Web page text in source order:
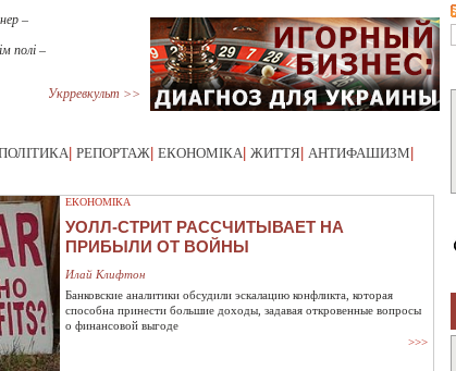
–
полі –
Укрревкульт >>
РЕПОРТАЖ ЕКОНОМІКА ЖИТТЯ АНТИФАШИЗМ
ЕКОНОМІКА
УОЛЛ-СТРИТ РАССЧИТЫВАЕТ НА
ПРИБЫЛИ ОТ ВОЙНЫ
Илай Клифтон
Банковские аналитики обсудили эскалацию конфликта, которая
способна принести большие доходы, задавая откровенные вопросы
о финансовой выгоде
>>>